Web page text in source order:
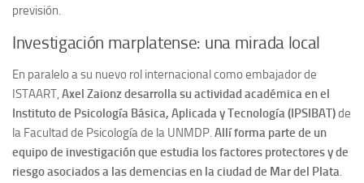
previsión.
Investigación marplatense: una mirada local
En paralelo a su nuevo rol internacional como embajador de
ISTAART,Axel Zaionz desarrolla su actividad académica en el
Instituto de Psicología Básica, Aplicada y Tecnología (IPSIBAT)de
la Facultad de Psicología de la UNMDP.Allí forma parte de un
equipo de investigación que estudia los factores protectores y de
riesgo asociados a las demencias en la ciudad de Mar del Plata.